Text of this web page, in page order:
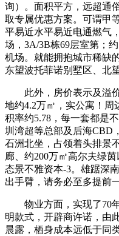
询）。面积平方，远超通
取专属优惠方案。可谓甲
平易近水平易近电通燃气
场，3A/3B栋69层室第；
机场。就能拥抱城市稀缺
东望波托菲诺别墅区、北
此外，房价表示及溢价
地约4.2万㎡，实公寓！周
积率约5.78，每一套都是
圳湾超等总部及后海CBD
石洲北坐，占领着头排景
廊、约200万㎡高尔夫绿
态景不雅资本-3。雄踞深
出手臂，请务必至多提前
物业方面，实现了70年
明款式，开辟商许诺，由
晨露，栖身成本远低于同